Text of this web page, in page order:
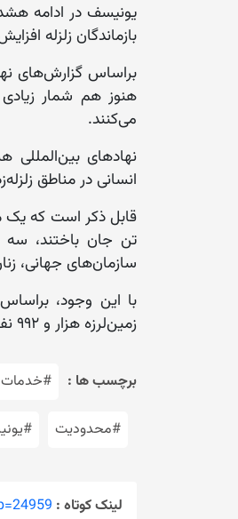
یونیسف در ادامه
بازماندگان زلزله
براساس گزارش‌های
هنوز هم شمار
می‌کنند.
نهادهای بین‌المللی
انسانی در مناطق
سازمان‌های جهانی،
با این وجود،
زمین‌لرزه هزار و ۹۹۲ نفر جان باختند و بیش از سه هزار و ۶۰۰ نفر زخمی شدند.
برچسب ها : #خدمات
#محدودیت
لینک کوتاه :